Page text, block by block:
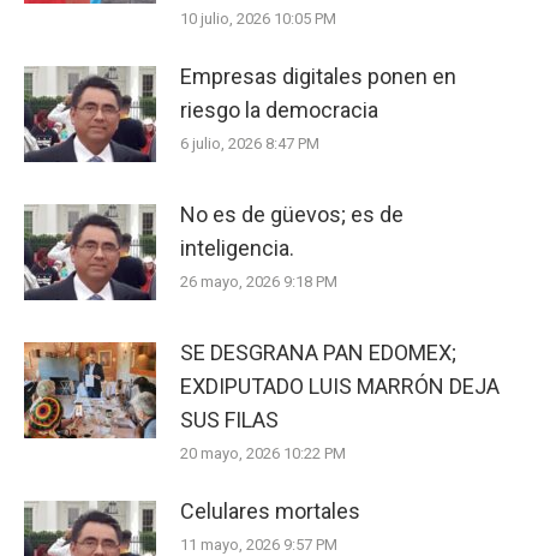
10 julio, 2026 10:05 PM
Empresas digitales ponen en
riesgo la democracia
6 julio, 2026 8:47 PM
No es de güevos; es de
inteligencia.
26 mayo, 2026 9:18 PM
SE DESGRANA PAN EDOMEX;
EXDIPUTADO LUIS MARRÓN DEJA
SUS FILAS
20 mayo, 2026 10:22 PM
Celulares mortales
11 mayo, 2026 9:57 PM